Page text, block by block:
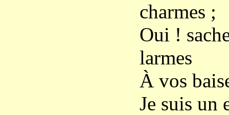
charmes ;
Oui !
larmes
À vos
Je suis un